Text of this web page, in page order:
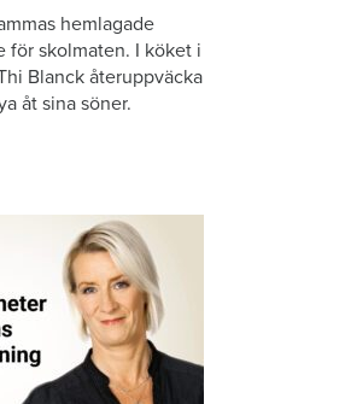
hemlagade
för skolmaten. I köket i
Blanck återuppväcka
åt sina söner.